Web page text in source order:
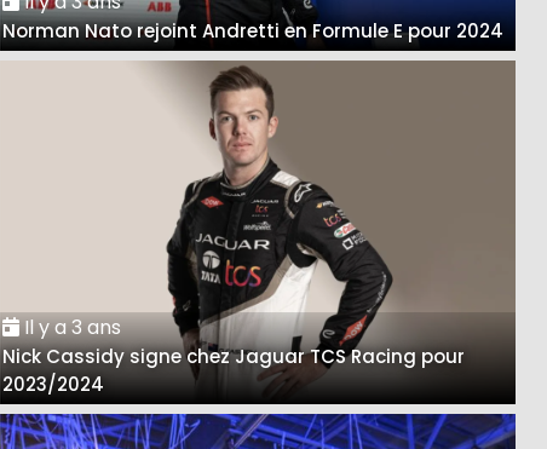
Norman Nato rejoint Andretti en Formule E pour 2024
Il y a 3 ans
Nick Cassidy signe chez Jaguar TCS Racing pour
2023/2024